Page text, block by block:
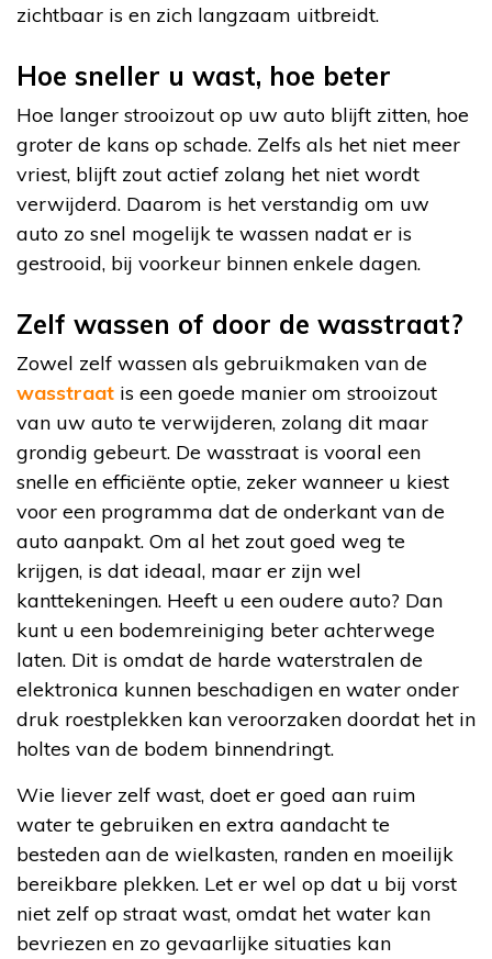
zichtbaar is en zich langzaam uitbreidt.
Hoe sneller u wast, hoe beter
Hoe langer strooizout op uw auto blijft zitten, hoe
groter de kans op schade. Zelfs als het niet meer
vriest, blijft zout actief zolang het niet wordt
verwijderd. Daarom is het verstandig om uw
auto zo snel mogelijk te wassen nadat er is
gestrooid, bij voorkeur binnen enkele dagen.
Zelf wassen of door de wasstraat?
Zowel zelf wassen als gebruikmaken van de
wasstraat is een goede manier om strooizout
van uw auto te verwijderen, zolang dit maar
grondig gebeurt. De wasstraat is vooral een
snelle en efficiënte optie, zeker wanneer u kiest
voor een programma dat de onderkant van de
auto aanpakt. Om al het zout goed weg te
krijgen, is dat ideaal, maar er zijn wel
kanttekeningen. Heeft u een oudere auto? Dan
kunt u een bodemreiniging beter achterwege
laten. Dit is omdat de harde waterstralen de
elektronica kunnen beschadigen en water onder
druk roestplekken kan veroorzaken doordat het in
holtes van de bodem binnendringt.
Wie liever zelf wast, doet er goed aan ruim
water te gebruiken en extra aandacht te
besteden aan de wielkasten, randen en moeilijk
bereikbare plekken. Let er wel op dat u bij vorst
niet zelf op straat wast, omdat het water kan
bevriezen en zo gevaarlijke situaties kan